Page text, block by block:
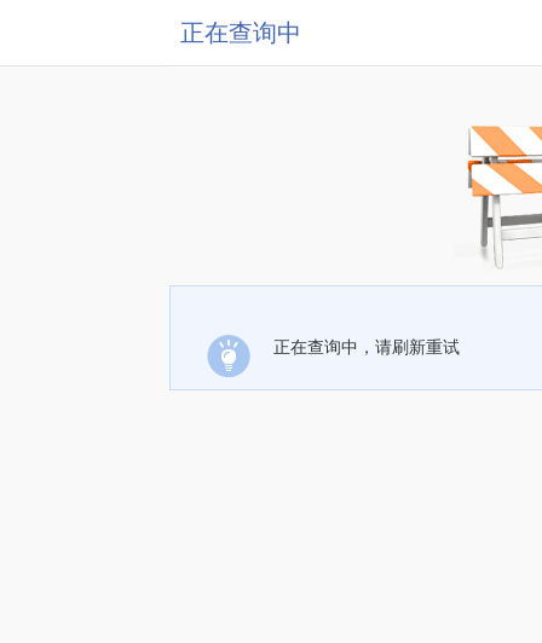
正在查询中
正在查询中，请刷新重试